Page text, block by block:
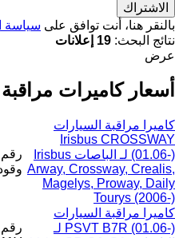
الاشتراك
بالنقر هنا، أنت توافق على سياسة
نتائج البحث: 19 إعلانات
عرض
أسعار كاميرات
كاميرا مراقبة السيارات
Irisbus CROSSWAY
(01.06-) لـ الباصات Irisbus
Arway, Crossway, Crealis,
Magelys, Proway, Daily
Tourys (2006-)
كاميرا مراقبة السيارات
PSVT B7R (01.06-) لـ